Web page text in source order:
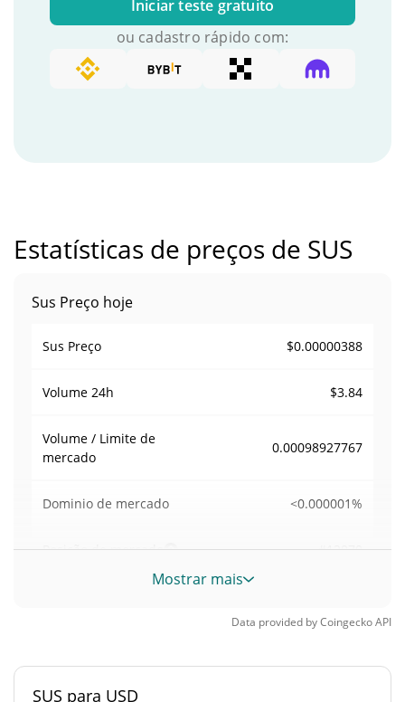
Iniciar teste gratuito
ou cadastro rápido com:
Estatísticas de preços de SUS
Sus Preço hoje
Sus Preço $0.00000388
Volume 24h $3.84
Volume / Limite de
mercado
0.00098927767
Dominio de mercado <0.000001%
Posição de mercado #12070
Mostrar mais
Data provided byCoingeckoAPI
SUS para USD